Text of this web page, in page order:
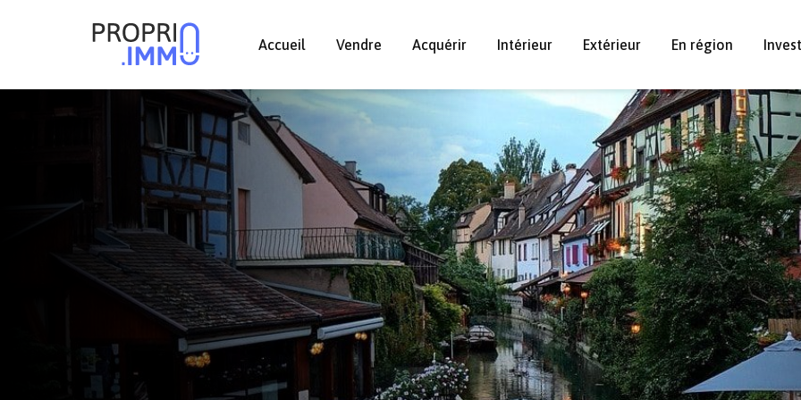
Accueil Vendre Acquérir Intérieur Extérieur En région